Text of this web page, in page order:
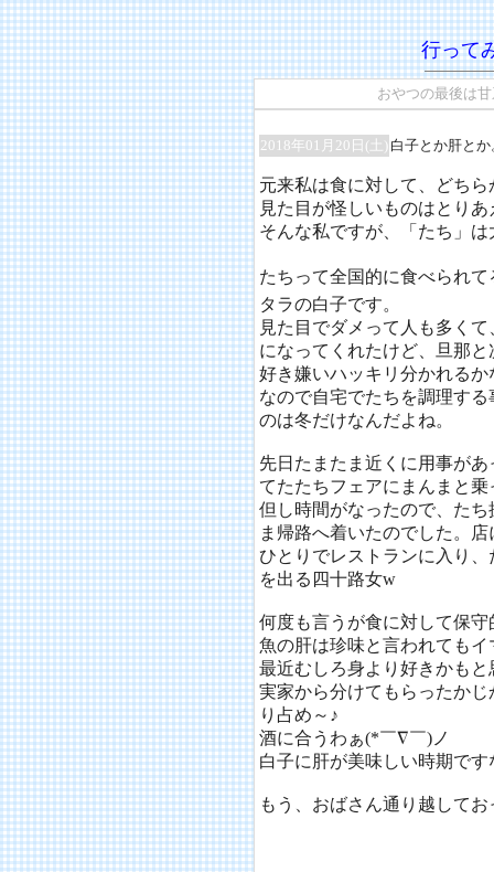
行って
おやつの最後は
2018年01月20日(土) 白子とか肝とか
元来私は食に対して、どち
見た目が怪しいものはとり
そんな私ですが、「たち」
たちって全国的に食べられて
タラの白子です。
見た目でダメって人も多く
になってくれたけど、旦那
好き嫌いハッキリ分かれるか
なので自宅でたちを調理す
のは冬だけなんだよね。
先日たまたま近くに用事が
てたたちフェアにまんまと
但し時間がなったので、た
ま帰路へ着いたのでした。
ひとりでレストランに入り
を出る四十路女w
何度も言うが食に対して保守
魚の肝は珍味と言われても
最近むしろ身より好きかも
実家から分けてもらったか
り占め～♪
酒に合うわぁ(*￣∇￣)ノ
白子に肝が美味しい時期です
もう、おばさん通り越して